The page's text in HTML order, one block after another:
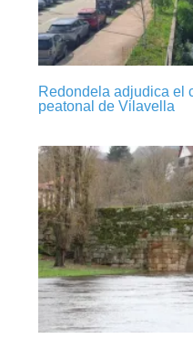
Redondela adjudica el
peatonal de Vilavella